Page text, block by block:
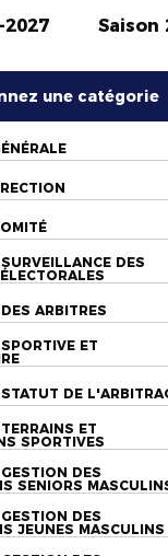
2027 Saison
une catégorie
DES
ARBITRES
ET
DE
ET
SPORTIVES
DES
SENIORS
DES
JEUNES MASCULINS